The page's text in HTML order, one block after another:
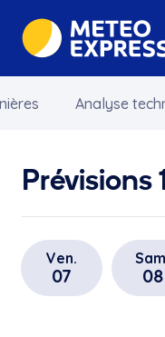
Analyse
Prévisions
Ven.
07 08